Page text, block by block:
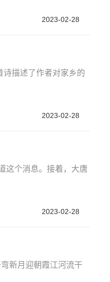
2023-02-28
诗描述了作者对家乡的
2023-02-28
这个消息。接着，大唐
2023-02-28
新月迎朝霞江河流干